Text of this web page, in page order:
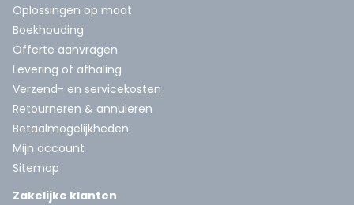
Oplossingen op maat
Boekhouding
Offerte aanvragen
Levering of afhaling
Verzend- en servicekosten
Retourneren & annuleren
Betaalmogelijkheden
Mijn account
Sitemap
Zakelijke klanten